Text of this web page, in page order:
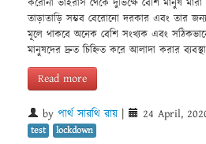
করোনা ভাইরাস থেকে দুর্ভিক্ষে বেশি মানুষ
তাড়াতাড়ি সম্ভব বেরোনো দরকার এবং তার
মূলে থাকবে অনেক বেশি সংখ্যক এবং সঠিকভাবে
মানুষদের দ্রুত চিহ্নিত করে আলাদা করার
Read more
by পার্থ সারথি রায় 24 April,
test
lockdown